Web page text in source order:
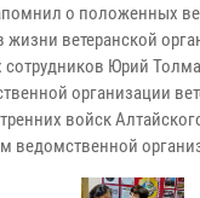
о положенных
жизни ветеранской
Юрий
организации
войск
ведомственной